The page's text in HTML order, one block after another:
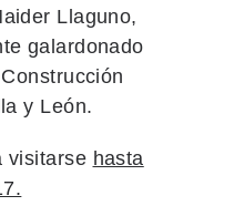
Llaguno,
galardonado
y León.
visitarse hasta